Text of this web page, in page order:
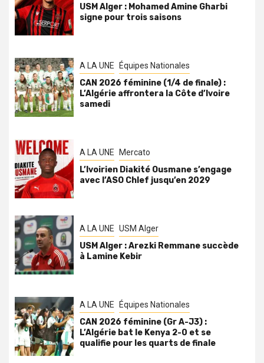
USM Alger : Mohamed Amine Gharbi
signe pour trois saisons
A LA UNE Équipes Nationales
CAN 2026 féminine (1/4 de finale) :
L’Algérie affrontera la Côte d’Ivoire
samedi
A LA UNE Mercato
L’Ivoirien Diakité Ousmane s’engage
avec l’ASO Chlef jusqu’en 2029
A LA UNE USM Alger
USM Alger : Arezki Remmane succède
à Lamine Kebir
A LA UNE Équipes Nationales
CAN 2026 féminine (Gr A-J3) :
L’Algérie bat le Kenya 2-0 et se
qualifie pour les quarts de finale